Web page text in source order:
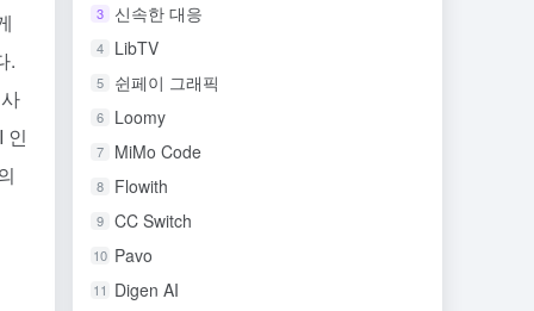
.
인
3 신속한 대응
4 LibTV
5 쉰페이 그래픽
6 Loomy
7 MiMo Code
8 Flowith
9 CC Switch
10 Pavo
11 Digen AI